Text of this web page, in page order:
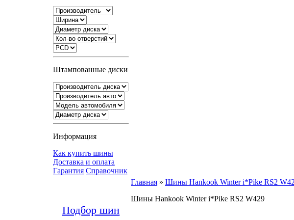
Штампованные диски
Информация
Как купить шины
Доставка и оплата
Гарантия Справочник
Подбор шин
Главная » Шины Hankook Winter i*Pike RS2
Шины Hankook Winter i*Pike RS2 W429